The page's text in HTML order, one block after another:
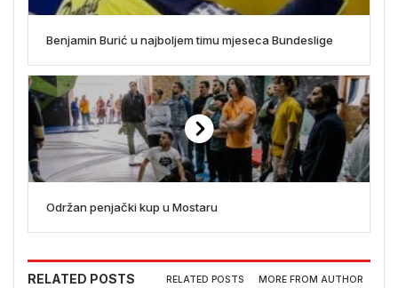
Benjamin Burić u najboljem timu mjeseca Bundeslige
Održan penjački kup u Mostaru
RELATED POSTS RELATED POSTS MORE FROM AUTHOR